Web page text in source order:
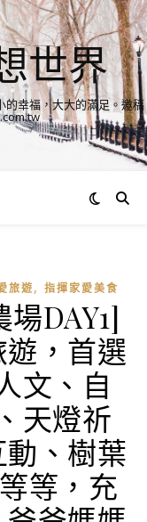
世界
的幸福，大大的滿足。邀稿
旅遊, 指揮家愛美食
DAY1]
，首選
文、自
天燈祈
、樹葉
等，充